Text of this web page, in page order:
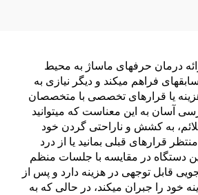
درمان حرفهای ماساژ به محیط
فراهم میکند و دیگر نیازی به
یا قرارهای تخصصی با متخصصان
آسان به این معناست که میتوانید
به کشش و ناراحتی گردن خود
قرارهای قبلی بمانید یا از درد
دستگاه در مقایسه با جلسات منظم
قابل توجهی در هزینه دارد و پس از
خود را جبران میکند، در حالی که به